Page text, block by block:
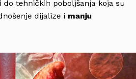
do tehničkih poboljšanja koja su
dijalize i manju